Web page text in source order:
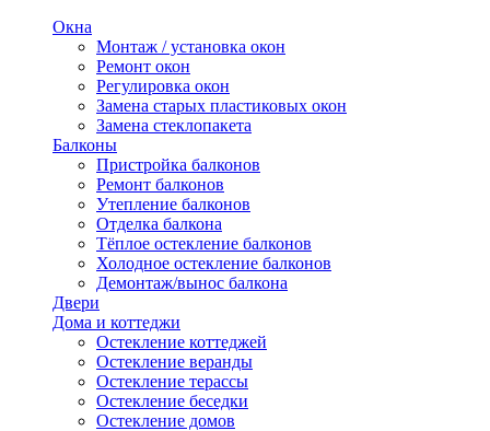
Окна
Монтаж / установка окон
Ремонт окон
Регулировка окон
Замена старых пластиковых окон
Замена стеклопакета
Балконы
Пристройка балконов
Ремонт балконов
Утепление балконов
Отделка балкона
Тёплое остекление балконов
Холодное остекление балконов
Демонтаж/вынос балкона
Двери
Дома и коттеджи
Остекление коттеджей
Остекление веранды
Остекление терассы
Остекление беседки
Остекление домов